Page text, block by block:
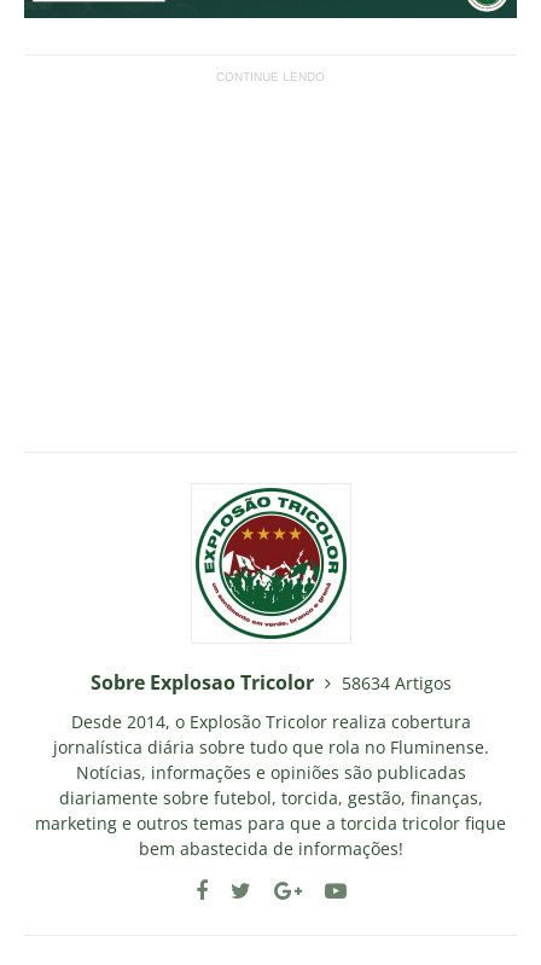
CONTINUE LENDO
Sobre Explosao Tricolor
58634 Artigos
Desde 2014, o Explosão Tricolor realiza cobertura
jornalística diária sobre tudo que rola no Fluminense.
Notícias, informações e opiniões são publicadas
diariamente sobre futebol, torcida, gestão, finanças,
marketing e outros temas para que a torcida tricolor fique
bem abastecida de informações!